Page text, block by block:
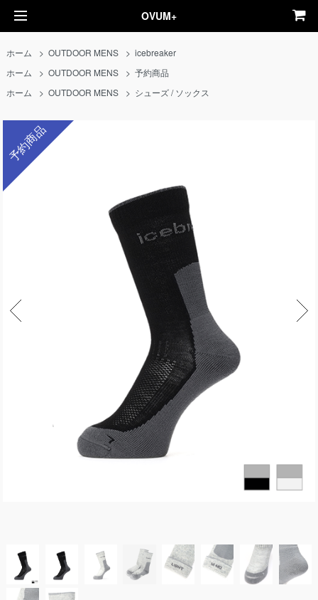
OVUM+
ホーム >OUTDOOR MENS >icebreaker
ホーム
>OUTDOOR MENS >予約商品
ホーム
>OUTDOOR MENS > シューズ / ソックス
予約商品